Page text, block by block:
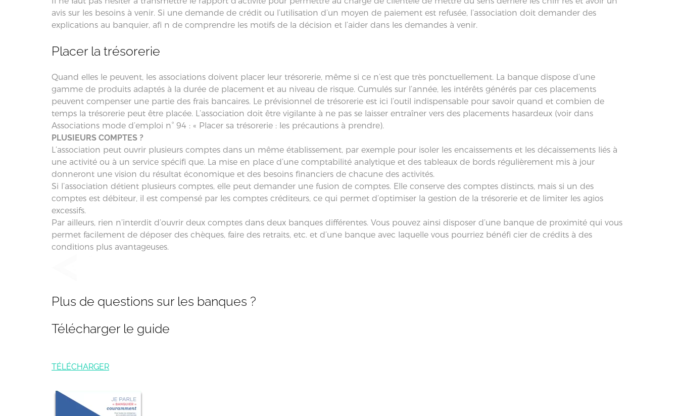
avis sur les besoins à venir. Si une demande de crédit ou l’utilisation d’un moyen de paiement est refusée, l’association doit demander des
explications au banquier, afi n de comprendre les motifs de la décision et l’aider dans les demandes à venir.
Placer la trésorerie
Quand elles le peuvent, les associations doivent placer leur trésorerie, même si ce n’est que très ponctuellement. La banque dispose d’une
gamme de produits adaptés à la durée de placement et au niveau de risque. Cumulés sur l’année, les intérêts générés par ces placements
peuvent compenser une partie des frais bancaires. Le prévisionnel de trésorerie est ici l’outil indispensable pour savoir quand et combien de
temps la trésorerie peut être placée. L’association doit être vigilante à ne pas se laisser entraîner vers des placements hasardeux (voir dans
Associations mode d’emploi n° 94 : « Placer sa trésorerie : les précautions à prendre).
PLUSIEURS COMPTES ?
L’association peut ouvrir plusieurs comptes dans un même établissement, par exemple pour isoler les encaissements et les décaissements liés à
une activité ou à un service spécifi que. La mise en place d’une comptabilité analytique et des tableaux de bords régulièrement mis à jour
donneront une vision du résultat économique et des besoins financiers de chacune des activités.
Si l’association détient plusieurs comptes, elle peut demander une fusion de comptes. Elle conserve des comptes distincts, mais si un des
comptes est débiteur, il est compensé par les comptes créditeurs, ce qui permet d’optimiser la gestion de la trésorerie et de limiter les agios
excessifs.
Par ailleurs, rien n’interdit d’ouvrir deux comptes dans deux banques différentes. Vous pouvez ainsi disposer d’une banque de proximité qui vous
permet facilement de déposer des chèques, faire des retraits, etc. et d’une banque avec laquelle vous pourriez bénéfi cier de crédits à des
conditions plus avantageuses.
Plus de questions sur les banques ?
Télécharger le guide
TÉLÉCHARGER